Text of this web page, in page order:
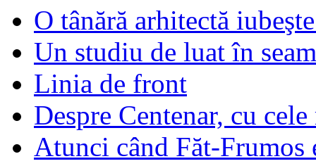
O tânără arhitectă
Un studiu de luat în
Linia de front
Despre Centenar, cu
Atunci când Făt-Frumos